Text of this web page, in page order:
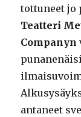
tottuneet jo
Teatteri
Companyn
antaneet